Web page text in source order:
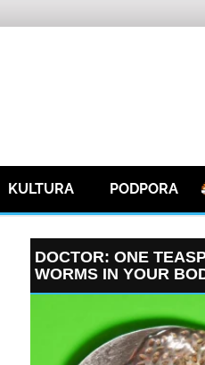
KULTURA PODPORA
DOCTOR: ONE
WORMS IN YOUR